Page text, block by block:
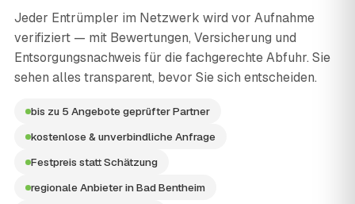
Jeder Entrümpler im Netzwerk wird vor Aufnahme
verifiziert — mit Bewertungen, Versicherung und
Entsorgungsnachweis für die fachgerechte Abfuhr. Sie
sehen alles transparent, bevor Sie sich entscheiden.
bis zu 5 Angebote geprüfter Partner
kostenlose & unverbindliche Anfrage
Festpreis statt Schätzung
regionale Anbieter in Bad Bentheim